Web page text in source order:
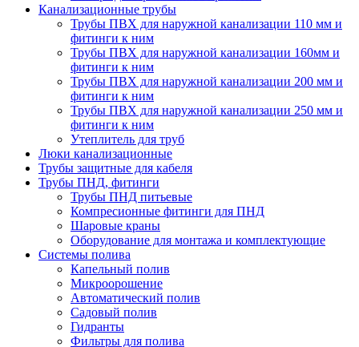
Канализационные трубы
Трубы ПВХ для наружной канализации 110 мм и
фитинги к ним
Трубы ПВХ для наружной канализации 160мм и
фитинги к ним
Трубы ПВХ для наружной канализации 200 мм и
фитинги к ним
Трубы ПВХ для наружной канализации 250 мм и
фитинги к ним
Утеплитель для труб
Люки канализационные
Трубы защитные для кабеля
Трубы ПНД, фитинги
Трубы ПНД питьевые
Компресионные фитинги для ПНД
Шаровые краны
Оборудование для монтажа и комплектующие
Системы полива
Капельный полив
Микроорошение
Автоматический полив
Садовый полив
Гидранты
Фильтры для полива